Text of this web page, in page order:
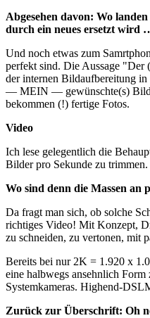
Abgesehen davon: Wo
durch ein neues ersetzt wird
Und noch etwas zum
perfekt sind. Die Aussage "Der
der internen Bildaufbereitung
— MEIN — gewünschte(s)
bekommen (!) fertige Fotos.
Video
Ich lese gelegentlich die
Bilder pro Sekunde zu
Wo sind denn die Massen an
Da fragt man sich, ob solche
richtiges Video! Mit Konzept,
zu schneiden, zu vertonen, mit
Bereits bei nur 2K = 1.920 x
eine halbwegs ansehnlich
Systemkameras. Highend-
Zurück zur Überschrift: Oh